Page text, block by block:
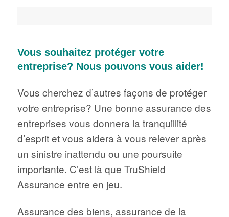
Vous souhaitez protéger votre
entreprise? Nous pouvons vous aider!
Vous cherchez d’autres façons de protéger
votre entreprise? Une bonne assurance des
entreprises vous donnera la tranquillité
d’esprit et vous aidera à vous relever après
un sinistre inattendu ou une poursuite
importante. C’est là que TruShield
Assurance entre en jeu.
Assurance des biens, assurance de la